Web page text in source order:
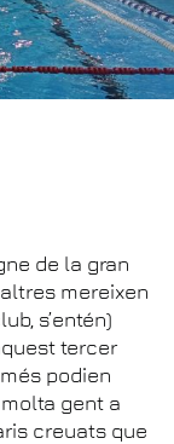
de la gran
mereixen
s’entén)
tercer
podien
gent a
creuats que